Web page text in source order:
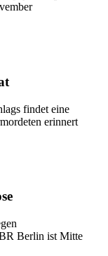
findet eine
erinnert
Berlin ist Mitte